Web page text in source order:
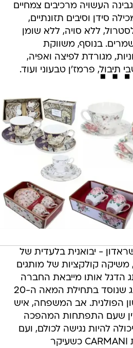
העשויה מרכיבים צמחיים
מכילה סידן וסיבים תזונתיים,
ללא סויה, ללא שומן
בנוסף, משווקת
מגורדת לפיצה ואפיה,
פרמז'ן טבעוני ועוד.
- יבואנית בלעדית של
משיקה קולקציות של מותגים
הדגל אותו מייבאת החברה
הוא CARMANI - מותג שנוסד בתחילת המאה ה-20
הפולנית. אב המשפחה, איש
שעם התפתחות המהפכה
להיות נגישה לכולם, ועם
הרבה תעוזה הקים את CARMANI כשעיקר